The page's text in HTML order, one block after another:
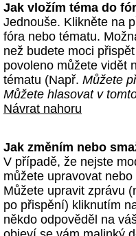
Jak vložím téma do
Jednouše. Klikněte na
fóra nebo tématu.
než budete moci
povoleno můžete vidět
tématu (Např. Můžete
Můžete hlasovat v
Návrat nahoru
Jak změním nebo
V případě, že nejste
můžete upravovat
Můžete upravit zprávu
po přispění) kliknutím
někdo odpověděl na